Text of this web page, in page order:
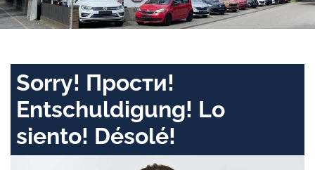
Sorry! Прости!
Entschuldigung! Lo
siento! Désolé!